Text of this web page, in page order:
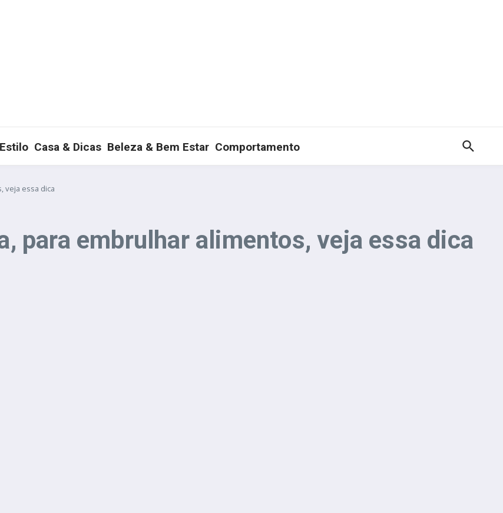
Casa & Dicas Beleza & Bem Estar Comportamento
veja essa dica
para embrulhar alimentos, veja essa dica